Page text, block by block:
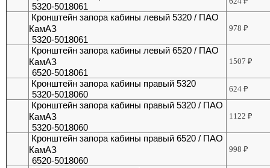
5320-5018061
Кронштейн запора кабины левый 5320 / ПАО
КамАЗ
5320-5018061
978₽
Кронштейн запора кабины левый 6520 / ПАО
КамАЗ
6520-5018061
1507₽
Кронштейн запора кабины правый 5320
5320-5018060
624₽
Кронштейн запора кабины правый 5320 / ПАО
КамАЗ
5320-5018060
1122₽
Кронштейн запора кабины правый 6520 / ПАО
КамАЗ
6520-5018060
998₽